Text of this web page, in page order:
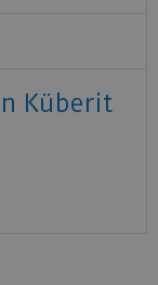
Küberit